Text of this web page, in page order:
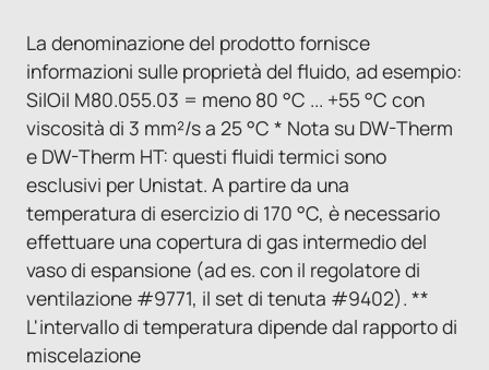
La denominazione del prodotto fornisce
informazioni sulle proprietà del fluido, ad esempio:
SilOil M80.055.03 = meno 80 °C ... +55 °C con
viscosità di 3 mm²/s a 25 °C * Nota su DW-Therm
e DW-Therm HT: questi fluidi termici sono
esclusivi per Unistat. A partire da una
temperatura di esercizio di 170 °C, è necessario
effettuare una copertura di gas intermedio del
vaso di espansione (ad es. con il regolatore di
ventilazione #9771, il set di tenuta #9402). **
L'intervallo di temperatura dipende dal rapporto di
miscelazione